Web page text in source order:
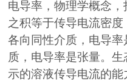
电导率，物理学概念
之积等于传导电流密
各向同性介质，电导
质，电导率是张量。
示的溶液传导电流的